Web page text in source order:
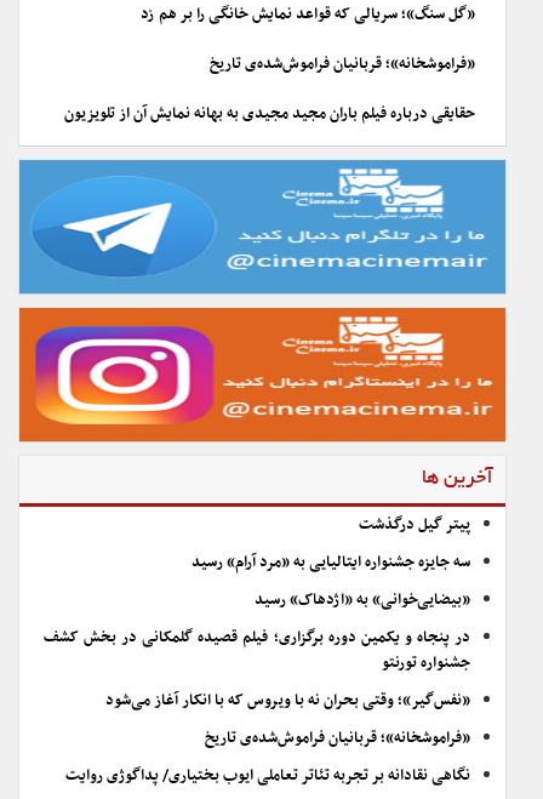
«گل سنگ»؛ سریالی که قواعد نمایش خانگی را بر هم زد
«فراموشخانه»؛ قربانیان فراموش‌شده‌ی تاریخ
حقایقی درباره فیلم باران مجید مجیدی به بهانه نمایش آن از تلویزیون
آخرین ها
پیتر گیل درگذشت
سه جایزه جشنواره ایتالیایی به «مرد آرام» رسید
«بیضایی‌خوانی» به «اژدهاک» رسید
در پنجاه و یکمین دوره برگزاری؛ فیلم قصیده گلمکانی در بخش کشف
جشنواره تورنتو
«نفس‌گیر»؛ وقتی بحران نه با ویروس که با انکار آغاز می‌شود
«فراموشخانه»؛ قربانیان فراموش‌شده‌ی تاریخ
نگاهی نقادانه بر تجربه تئاتر تعاملی ایوب بختیاری/ پداگوژی روایت